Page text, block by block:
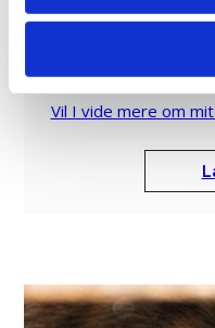
Vil I vide mere om